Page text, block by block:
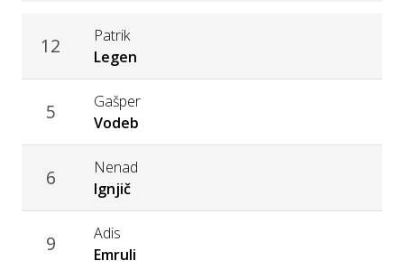
12
Patrik
Legen
5
Gašper
Vodeb
6
Nenad
Ignjič
9
Adis
Emruli